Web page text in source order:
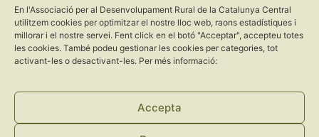
En l'Associació per al Desenvolupament Rural de la Catalunya Central
utilitzem cookies per optimitzar el nostre lloc web, raons estadístiques i
millorar i el nostre servei. Fent click en el botó "Acceptar", accepteu totes
les cookies. També podeu gestionar les cookies per categories, tot
activant-les o desactivant-les. Per més informació:
Accepta